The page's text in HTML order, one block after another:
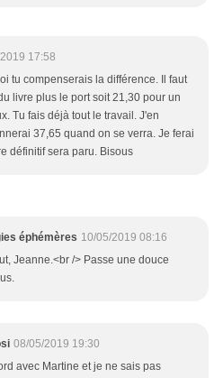
17:58
tu compenserais la différence. Il faut
livre plus le port soit 21,30 pour un
Tu fais déjà tout le travail. J'en
37,65 quand on se verra. Je ferai
définitif sera paru. Bisous
éphémères 10/05/2019 08:16
Jeanne.<br /> Passe une douce
08/05/2019 19:30
avec Martine et je ne sais pas